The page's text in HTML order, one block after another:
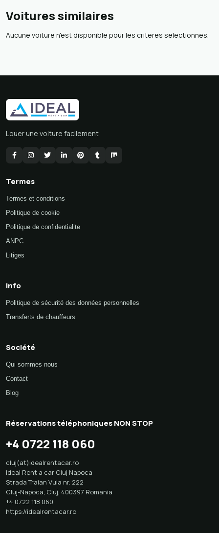
Voitures similaires
Aucune voiture n'est disponible pour les criteres selectionnes.
Louer une voiture facilement
Termes
Termes et conditions
Politique de cookie
Politique de confidentialite
ANPC
Litiges
Info
Politique de sécurité des données personnelles
Transferts de chauffeurs
Société
Qui sommes nous
Contact
Blog
Réservations téléphoniques NON STOP
+4 0722 118 060
cluj(at)idealrentacar.ro
Ideal Rent a car Cluj Napoca
Strada Traian Vuia nr. 222
Cluj-Napoca, Cluj, 400397 Romania
+4 0722 118 060
https://idealrentacar.ro